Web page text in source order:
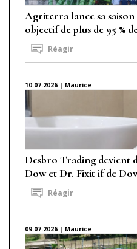
Agriterra lance sa saison
objectif de plus de 95 %
Réagir
10.07.2026 | Maurice
Desbro Trading devient
Dow et Dr. Fixit if de
Réagir
09.07.2026 | Maurice